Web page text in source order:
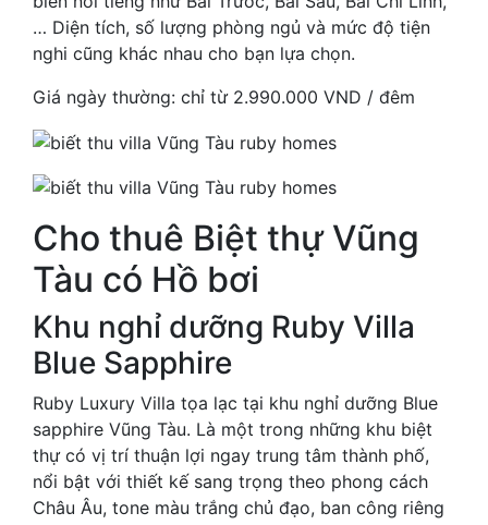
… Diện tích, số lượng phòng ngủ và mức độ tiện
nghi cũng khác nhau cho bạn lựa chọn.
Giá ngày thường: chỉ từ 2.990.000 VND / đêm
Cho thuê Biệt thự Vũng
Tàu có Hồ bơi
Khu nghỉ dưỡng Ruby Villa
Blue Sapphire
Ruby Luxury Villa tọa lạc tại khu nghỉ dưỡng Blue
sapphire Vũng Tàu. Là một trong những khu biệt
thự có vị trí thuận lợi ngay trung tâm thành phố,
nổi bật với thiết kế sang trọng theo phong cách
Châu Âu, tone màu trắng chủ đạo, ban công riêng